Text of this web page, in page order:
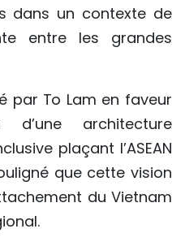
dans un contexte de
entre les grandes
par To Lam en faveur
architecture
plaçant l’ASEAN
que cette vision
du Vietnam